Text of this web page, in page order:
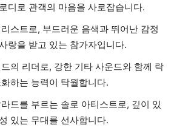
디로 관객의 마음을 사로잡습니다.
스트로, 부드러운 음색과 뛰어난 감정
랑을 받고 있는 참가자입니다.
의 리더로, 강한 기타 사운드와 함께 락
하는 능력이 탁월합니다.
드를 부르는 솔로 아티스트로, 깊이 있
있는 무대를 선사합니다.